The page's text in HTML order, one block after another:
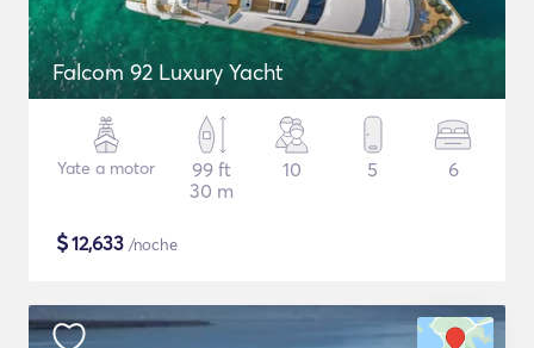
Falcom 92 Luxury Yacht
Yate a motor
99 ft
30 m
10 5 6
$12,633 /noche